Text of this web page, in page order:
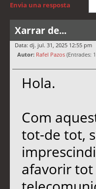
Envia una resposta
Xarrar de...
Data: dj. jul. 31, 2025 12:55 pm
Autor: Rafel Pazos (Entrades:
Hola.
Com
tot-de tot,
afavorir tot